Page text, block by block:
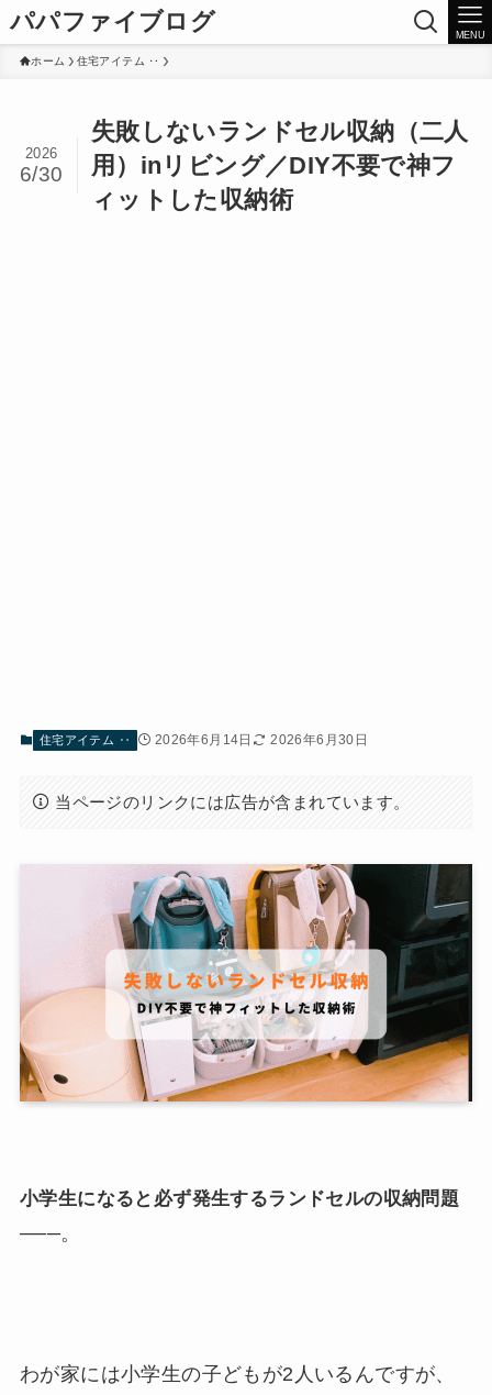
パパファイブログ MENU
ホーム 住宅アイテム ‥
失敗しないランドセル収納（二人
用）inリビング／DIY不要で神フ
ィットした収納術
2026
6/30
住宅アイテム ‥ 2026年6月14日 2026年6月30日
当ページのリンクには広告が含まれています。
小学生になると必ず発生するランドセルの収納問題
───。
わが家には小学生の子どもが2人いるんですが、